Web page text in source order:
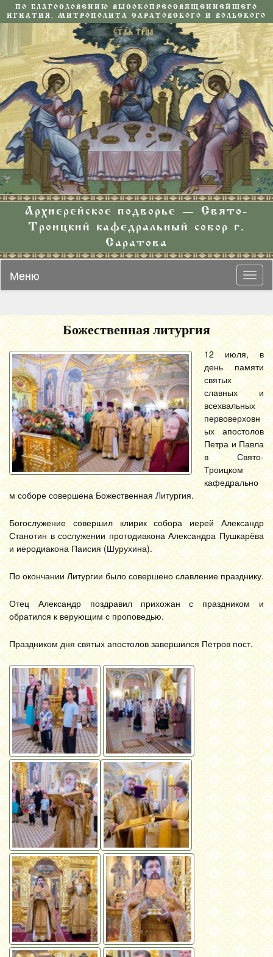
ПО БЛАГОСЛОВЕНИЮ ВЫСОКОПРЕОСВЯЩЕННЕЙШЕГО
ИГНАТИЯ, МИТРОПОЛИТА САРАТОВСКОГО И ВОЛЬСКОГО
Архиерейское подворье — Свято-
Троицкий кафедральный собор г.
Саратова
Меню
Божественная литургия
12 июля, в
день памяти
святых
славных и
всехвальных
первоверховн
ых апостолов
Петра и Павла
в Свято-
Троицком
кафедрально
м соборе совершена Божественная Литургия.
Богослужение совершил клирик собора иерей Александр
Станотин в сослужении протодиакона Александра Пушкарёва
и иеродиакона Паисия (Шурухина).
По окончании Литургии было совершено славление празднику.
Отец Александр поздравил прихожан с праздником и
обратился к верующим с проповедью.
Праздником дня святых апостолов завершился Петров пост.